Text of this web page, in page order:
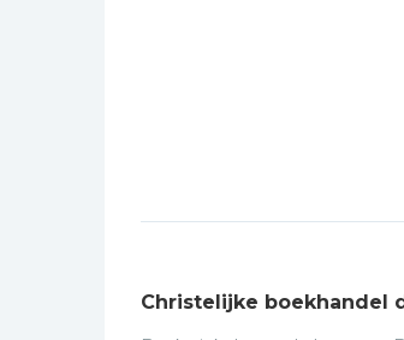
Christelijke boekhandel